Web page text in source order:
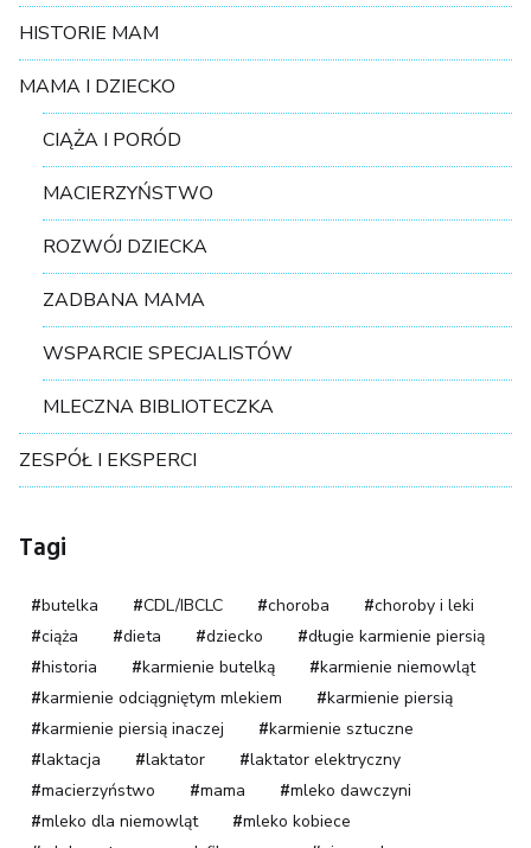
HISTORIE MAM
MAMA I DZIECKO
CIĄŻA I PORÓD
MACIERZYŃSTWO
ROZWÓJ DZIECKA
ZADBANA MAMA
WSPARCIE SPECJALISTÓW
MLECZNA BIBLIOTECZKA
ZESPÓŁ I EKSPERCI
Tagi
butelka CDL/IBCLC choroba
choroby i leki
ciąża
dieta dziecko
długie karmienie piersią
historia
karmienie butelką
karmienie niemowląt
karmienie odciągniętym mlekiem
karmienie piersią
karmienie piersią inaczej
karmienie sztuczne
laktacja
laktator
laktator elektryczny
macierzyństwo
mama
mleko dawczyni
mleko dla niemowląt
mleko kobiece